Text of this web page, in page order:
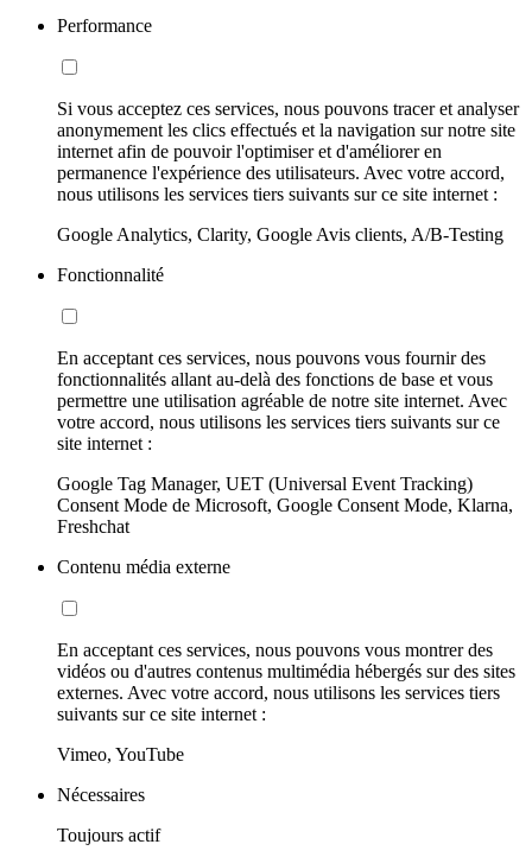
Performance
Si vous acceptez ces services, nous pouvons tracer et analyser
anonymement les clics effectués et la navigation sur notre site
internet afin de pouvoir l'optimiser et d'améliorer en
permanence l'expérience des utilisateurs. Avec votre accord,
nous utilisons les services tiers suivants sur ce site internet :
Google Analytics, Clarity, Google Avis clients, A/B-Testing
Fonctionnalité
En acceptant ces services, nous pouvons vous fournir des
fonctionnalités allant au-delà des fonctions de base et vous
permettre une utilisation agréable de notre site internet. Avec
votre accord, nous utilisons les services tiers suivants sur ce
site internet :
Google Tag Manager, UET (Universal Event Tracking)
Consent Mode de Microsoft, Google Consent Mode, Klarna,
Freshchat
Contenu média externe
En acceptant ces services, nous pouvons vous montrer des
vidéos ou d'autres contenus multimédia hébergés sur des sites
externes. Avec votre accord, nous utilisons les services tiers
suivants sur ce site internet :
Vimeo, YouTube
Nécessaires
Toujours actif